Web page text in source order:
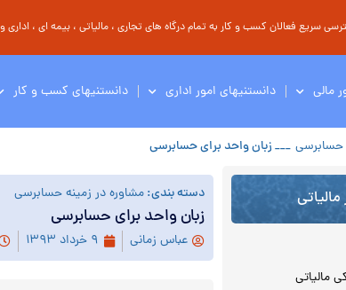
سریع فعالان کسب و کار به تمام درگاه های تجاری ، مالیاتی ، بیمه ای ،
مالی دانستنیهای امور اداری دانستنیهای کسب و کار
حسابرسی ___ زبان واحد برای حسابرسی
مالیاتی
دسته بندی:مشاوره در زمینه حسابرسی
زبان واحد برای حسابرسی
عباس زمانی ۹ خرداد ۱۳۹۳